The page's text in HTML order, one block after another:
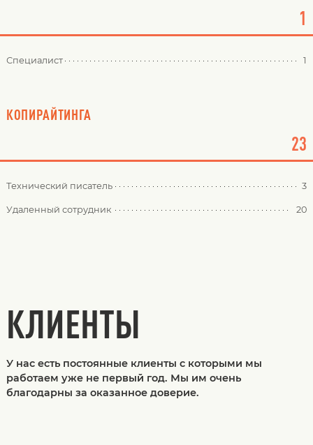
1
Специалист 1
КОПИРАЙТИНГА
23
Технический писатель 3
Удаленный сотрудник 20
КЛИЕНТЫ
У нас есть постоянные клиенты с которыми мы
работаем уже не первый год. Мы им очень
благодарны за оказанное доверие.